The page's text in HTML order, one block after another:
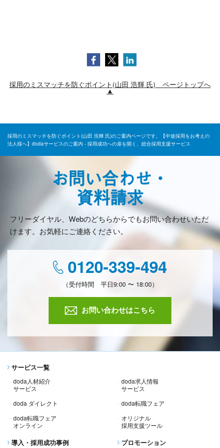
採用のミスマッチを防ぐポイント(山田 浩輝 氏) ページトップへ
▲
採用のミスマッチを防ぐポイント(山田 浩輝 氏)のご案内ページです。【中途採用をお考えの
法人様へ】dodaサービスのご案内 - 採用成功への扉を開く、総合採用支援サービス
お問い合わせ・
資料請求
フリーダイヤル、Webのどちらからでもお問い合わせいただ
けます。お気軽にご連絡ください。
0120-339-494
（受付時間 平日9:00 〜 18:00）
お問い合わせはこちら
サービス一覧
doda人材紹介
サービス
doda求人情報
サービス
doda ダイレクト
doda転職フェア
doda転職フェア
オンライン
オリジナル
採用支援ツール
導入・採用成功事例
プロモーション